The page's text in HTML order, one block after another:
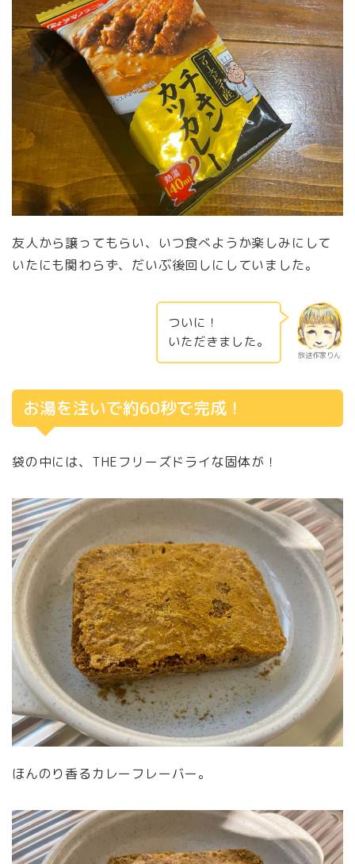
友人から譲ってもらい、いつ食べようか楽しみにして
いたにも関わらず、だいぶ後回しにしていました。
放送作家りん
ついに！
いただきました。
お湯を注いで約60秒で完成！
袋の中には、THEフリーズドライな固体が！
ほんのり香るカレーフレーバー。